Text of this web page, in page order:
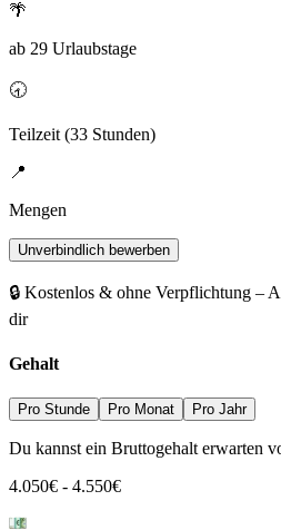
🌴
ab 29 Urlaubstage
🕣
Teilzeit (33 Stunden)
📍
Mengen
Unverbindlich bewerben
🔒 Kostenlos & ohne Verpflichtung –
dir
Gehalt
Pro Stunde Pro Monat Pro Jahr
Du kannst ein Bruttogehalt erwarten
4.050€ - 4.550€